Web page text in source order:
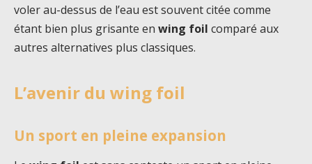
voler au-dessus de l’eau est souvent citée comme
étant bien plus grisante en wing foil comparé aux
autres alternatives plus classiques.
L’avenir du wing foil
Un sport en pleine expansion